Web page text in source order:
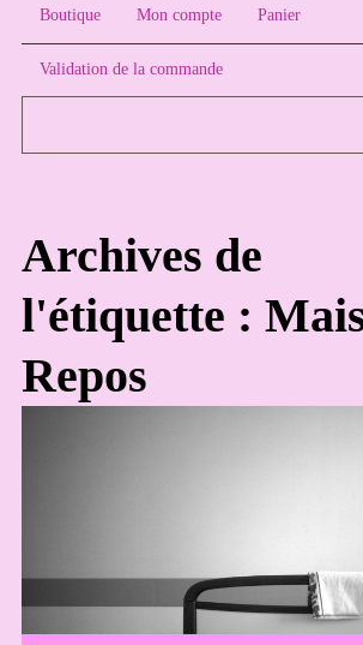
Boutique Mon compte Panier
Validation de la commande
Archives de
l'étiquette :
Repos